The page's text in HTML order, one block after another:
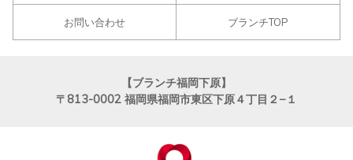
お問い合わせ ブランチTOP
【ブランチ福岡下原】
〒813-0002 福岡県福岡市東区下原４丁目２−１